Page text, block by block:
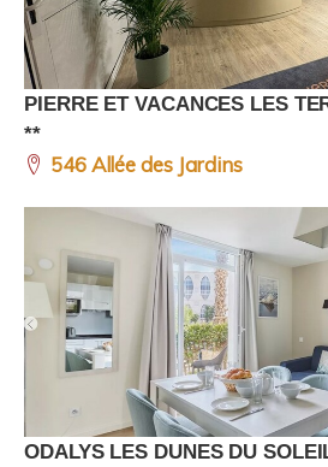
PIERRE ET VACANCES LES
**
546 Allée des Jardins
ODALYS LES DUNES DU